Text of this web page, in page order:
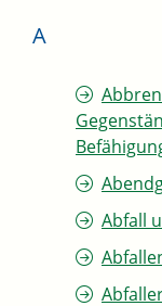
A
Abfall